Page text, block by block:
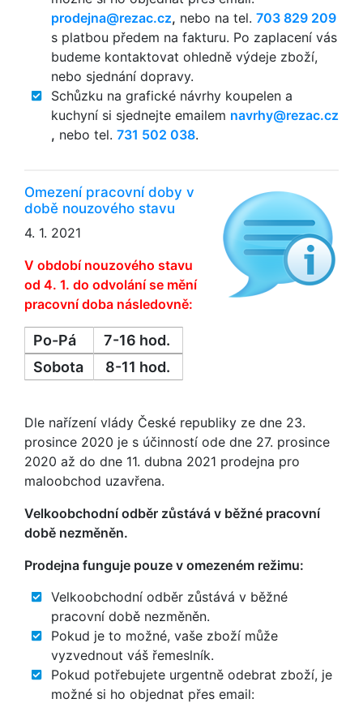
zc.cazer@anjedorp, nebo na tel. 703 829 209
s platbou předem na fakturu. Po zaplacení vás
budeme kontaktovat ohledně výdeje zboží,
nebo sjednání dopravy.
Schůzku na grafické návrhy koupelen a
kuchyní si sjednejte emailem zc.cazer@yhrvan
, nebo tel. 731 502 038.
Omezení pracovní doby v
době nouzového stavu
4. 1. 2021
V období nouzového stavu
od 4. 1. do odvolání se mění
pracovní doba následovně:
Po-Pá
7-16 hod.
Sobota
8-11 hod.
Dle nařízení vlády České republiky ze dne 23.
prosince 2020 je s účinností ode dne 27. prosince
2020 až do dne 11. dubna 2021 prodejna pro
maloobchod uzavřena.
Velkoobchodní odběr zůstává v běžné pracovní
době nezměněn.
Prodejna funguje pouze v omezeném režimu:
Velkoobchodní odběr zůstává v běžné
pracovní době nezměněn.
Pokud je to možné, vaše zboží může
vyzvednout váš řemeslník.
Pokud potřebujete urgentně odebrat zboží, je
možné si ho objednat přes email: